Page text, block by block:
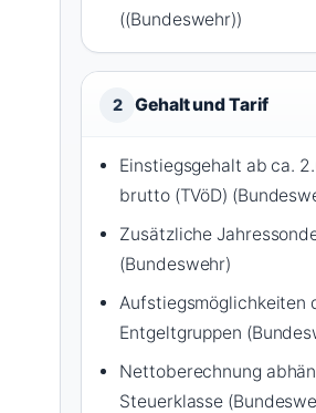
((Bundeswehr))
2 Gehalt und Tarif
Einstiegsgehalt ab ca.
brutto (TVöD)
Zusätzliche
(Bundeswehr)
Aufstiegsmöglichkeiten
Entgeltgruppen
Nettoberechnung
Steuerklasse